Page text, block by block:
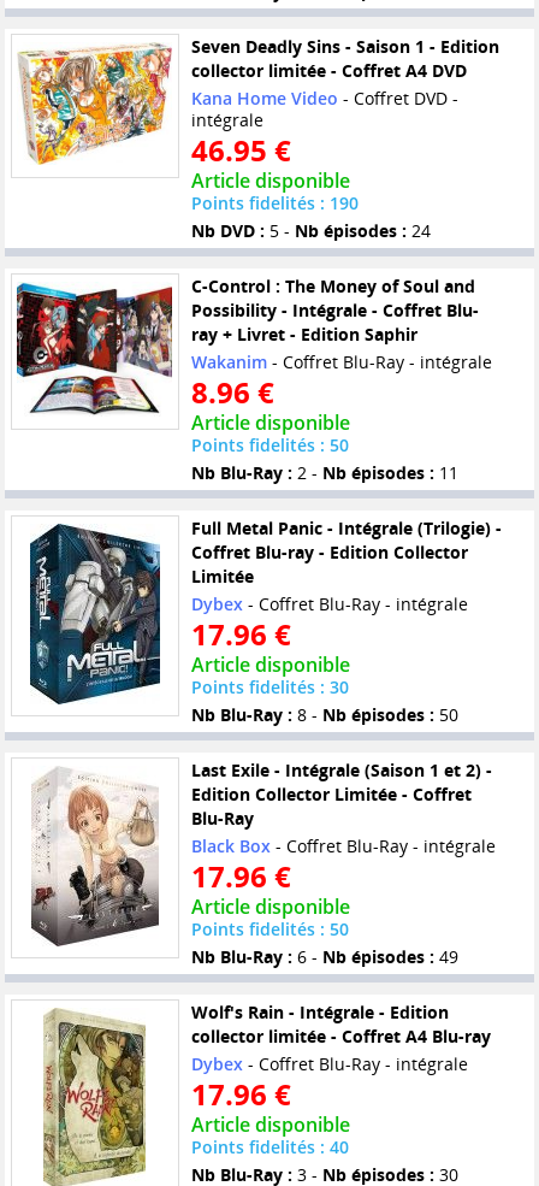
Seven Deadly Sins - Saison 1 - Edition
collector limitée - Coffret A4 DVD
Kana Home Video - Coffret DVD -
intégrale
46.95 €
Article disponible
Points fidelités : 190
Nb DVD : 5 - Nb épisodes : 24
C-Control : The Money of Soul and
Possibility - Intégrale - Coffret Blu-
ray + Livret - Edition Saphir
Wakanim- Coffret Blu-Ray - intégrale
8.96 €
Article disponible
Points fidelités : 50
Nb Blu-Ray : 2 - Nb épisodes : 11
Full Metal Panic - Intégrale (Trilogie) -
Coffret Blu-ray - Edition Collector
Limitée
Dybex- Coffret Blu-Ray - intégrale
17.96 €
Article disponible
Points fidelités : 30
Nb Blu-Ray : 8 - Nb épisodes : 50
Last Exile - Intégrale (Saison 1 et 2) -
Edition Collector Limitée - Coffret
Blu-Ray
Black Box- Coffret Blu-Ray - intégrale
17.96 €
Article disponible
Points fidelités : 50
Nb Blu-Ray : 6 - Nb épisodes : 49
Wolf's Rain - Intégrale - Edition
collector limitée - Coffret A4 Blu-ray
Dybex- Coffret Blu-Ray - intégrale
17.96 €
Article disponible
Points fidelités : 40
Nb Blu-Ray : 3 - Nb épisodes : 30